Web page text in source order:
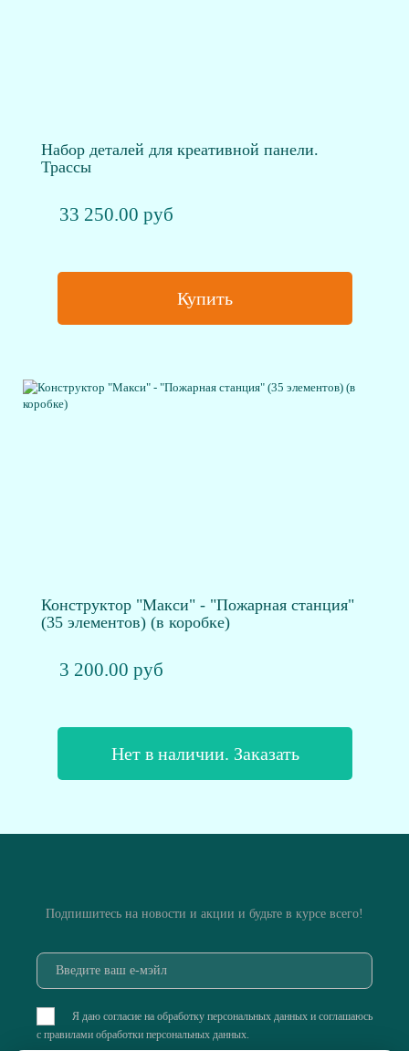
Набор деталей для креативной панели.
Трассы
33 250.00 руб
Купить
Конструктор "Макси" - "Пожарная станция"
(35 элементов) (в коробке)
3 200.00 руб
Нет в наличии. Заказать
Подпишитесь на новости и акции и будьте в курсе всего!
Я даю согласие на обработку персональных данных и соглашаюсь
с правилами обработки персональных данных.